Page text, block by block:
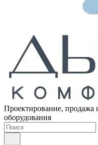
Проектирование, продажа
оборудования